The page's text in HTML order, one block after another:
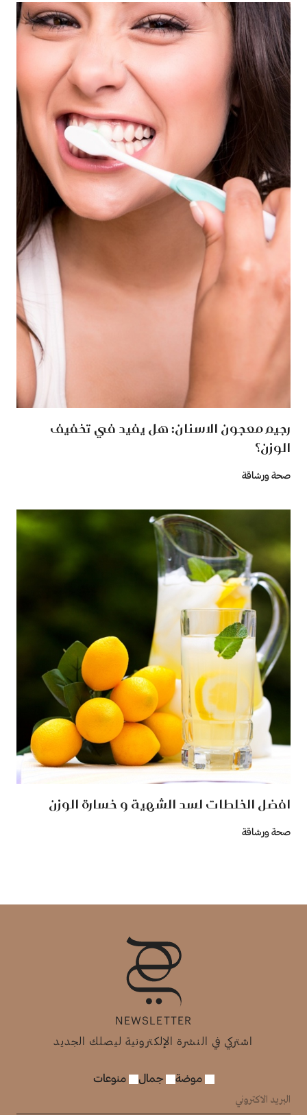
رجيم معجون الاسنان: هل يفيد في تخفيف
الوزن؟
صحة ورشاقة
افضل الخلطات لسد الشهية و خسارة الوزن
صحة ورشاقة
NEWSLETTER
اشتركي في النشرة الإلكترونية ليصلك الجديد
موضة جمال منوعات